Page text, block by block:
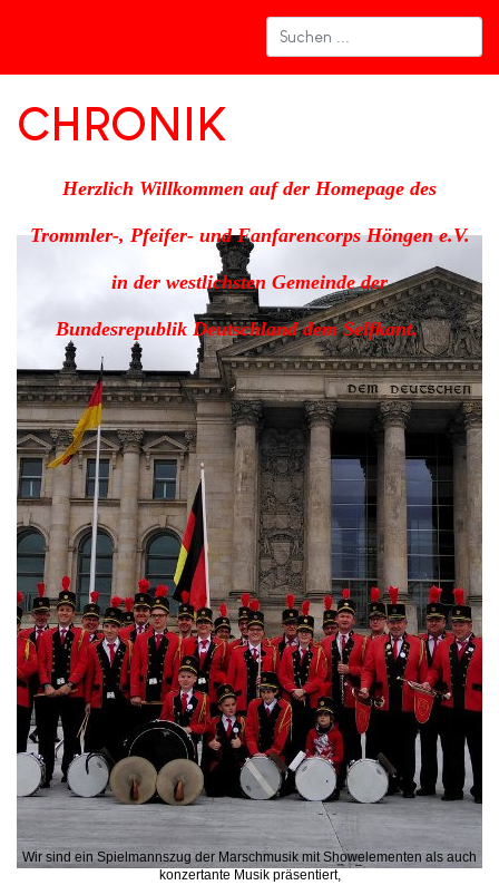
CHRONIK
Herzlich Willkommen auf der Homepage des
Trommler-, Pfeifer- und Fanfarencorps Höngen e.V.
in der westlichsten Gemeinde der
Bundesrepublik Deutschland dem Selfkant.
Wir sind ein Spielmannszug der Marschmusik mit Showelementen als auch
konzertante Musik präsentiert,